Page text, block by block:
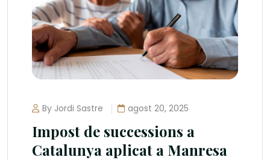
By Jordi Sastre agost 20, 2025
Impost de successions a
Catalunya aplicat a Manresa